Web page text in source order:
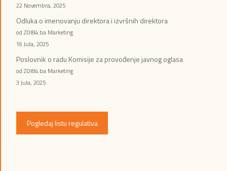
22 Novembra, 2025
Odluka o imenovanju direktora i izvršnih direktora
od ZOI84.ba Marketing
16 Jula, 2025
Poslovnik o radu Komisije za provođenje javnog oglasa
od ZOI84.ba Marketing
3 Jula, 2025
Pogledaj listu regulativa